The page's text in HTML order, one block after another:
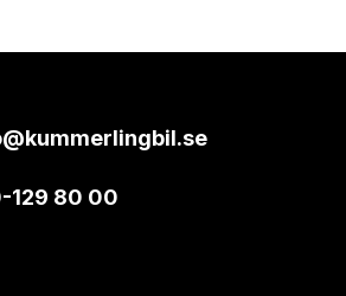
129 80 00